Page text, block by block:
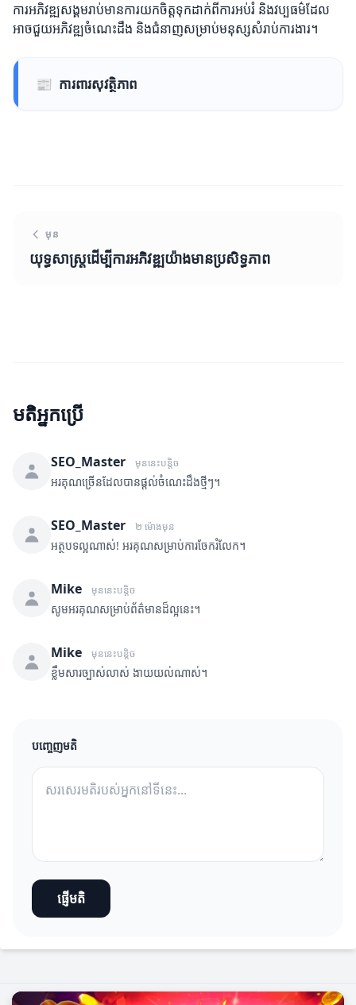
ការអភិវឌ្ឍសង្គមរាប់មានការយកចិត្តទុកដាក់ពីការអប់រំ និងវប្បធម៌ដែល
អាចជួយអភិវឌ្ឍចំណេះដឹង និងជំនាញសម្រាប់មនុស្សសំរាប់ការងារ។
📰 ការពារសុវត្ថិភាព
មុន
យុទ្ធសាស្ត្រដើម្បីការអភិវឌ្ឍយ៉ាងមានប្រសិទ្ធភាព
មតិអ្នកប្រើ
SEO_Master មុននេះបន្តិច
អរគុណច្រើនដែលបានផ្តល់ចំណេះដឹងថ្មីៗ។
SEO_Master ២ ម៉ោងមុន
អត្ថបទល្អណាស់! អរគុណសម្រាប់ការចែករំលែក។
Mike មុននេះបន្តិច
សូមអរគុណសម្រាប់ព័ត៌មានដ៏ល្អនេះ។
Mike មុននេះបន្តិច
ខ្លឹមសារច្បាស់លាស់ ងាយយល់ណាស់។
បញ្ចេញមតិ
ផ្ញើមតិ